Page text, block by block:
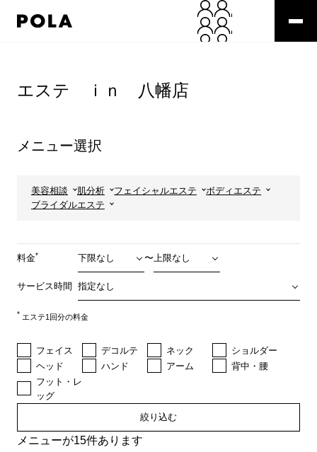
エステ ｉｎ 八幡店
メニュー選択
美容相談 肌分析 フェイシャルエステ
ボディエステ
ブライダルエステ
料金* 〜
サービス時間
* エステ1回分の料金
フェイス デコルテ ネック
ショルダー
ヘッド
ハンド アーム
背中・腰
フット・レ
ッグ
絞り込む
メニューが15件あります